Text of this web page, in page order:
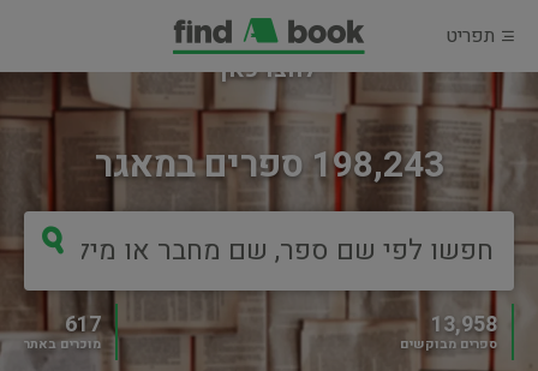
תפריט
198,243 ספרים במאגר
13,958
ספרים מבוקשים
617
מוכרים באתר
מוכרים ספר?
לחצו כאן